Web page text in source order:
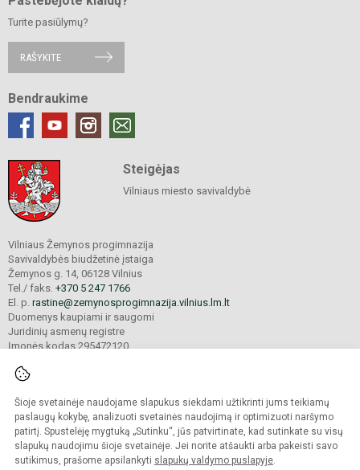
Šioje svetainėje naudojame slapukus siekdami užtikrinti jums teikiamų
paslaugų kokybę, analizuoti svetainės naudojimą ir optimizuoti naršymo
patirtį. Spustelėję mygtuką „Sutinku“, jūs patvirtinate, kad sutinkate su visų
slapukų naudojimu šioje svetainėje. Jei norite atšaukti arba pakeisti savo
sutikimus, prašome apsilankyti slapukų valdymo puslapyje.
Turite pasiūlymų?
RAŠYKITE
Bendraukime
Steigėjas
Vilniaus miesto savivaldybė
Vilniaus Žemynos progimnazija
Savivaldybės biudžetinė įstaiga
Žemynos g. 14, 06128 Vilnius
Tel./ faks. +370 5 247 1766
El. p. rastine@zemynosprogimnazija.vilnius.lm.lt
Duomenys kaupiami ir saugomi
Juridinių asmenų registre
Įmonės kodas 295472120
© 2024. Vilniaus Žemynos progimnazija. Visos teisės saugomos.
Kopijuoti turinį be raštiško įstaigos administracijos sutikimo griežtai draudžiama.
Prieinamumo paraiška Slapukų valdymas
Sumanus būdas atnaujinti